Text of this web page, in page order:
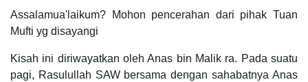
Assalamua'laikum? Mohon pencerahan dari pihak Tuan
Mufti yg disayangi
Kisah ini diriwayatkan oleh Anas bin Malik ra. Pada suatu
pagi, Rasulullah SAW bersama dengan sahabatnya Anas